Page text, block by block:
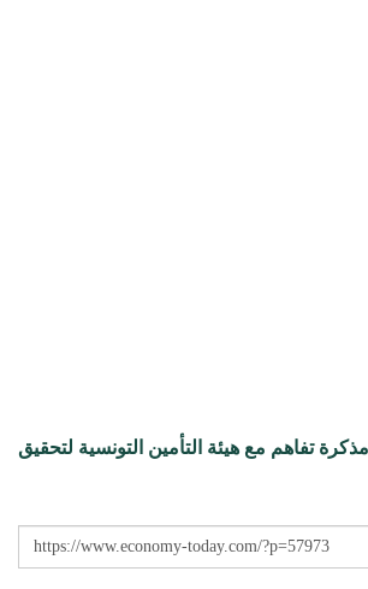
مذكرة تفاهم مع هيئة التأمين التونسية لتحقيق